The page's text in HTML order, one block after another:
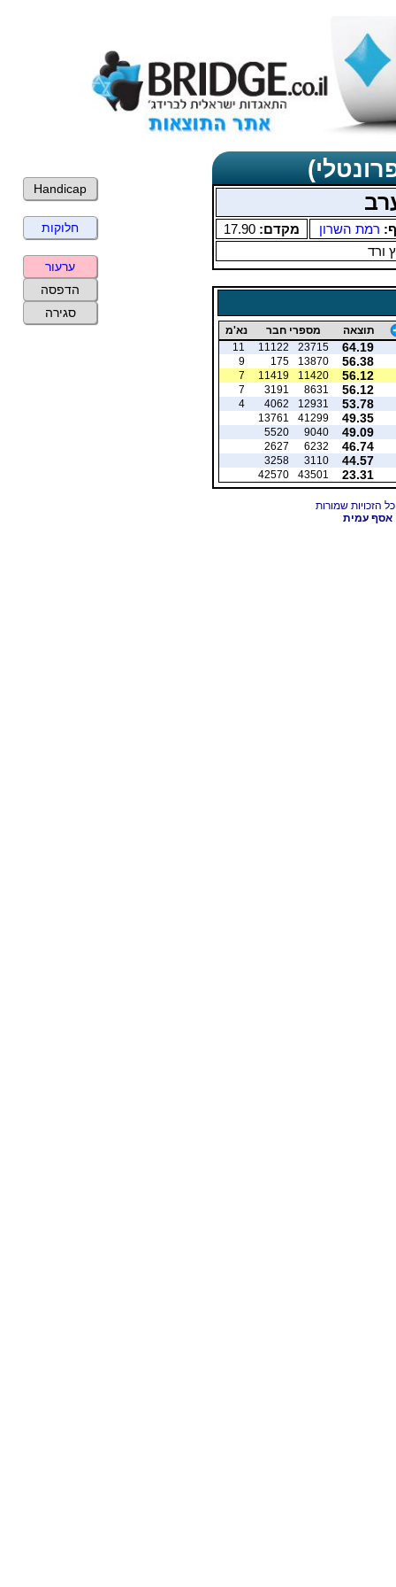
רמת השרון מקדם: 17.90
ורד
תוצאה מספרי חבר נא'מ
64.19
23715
11122
11
56.38
13870
175
9
56.12
11420
11419
7
56.12
8631
3191
7
53.78
12931
4062
4
49.35
41299
13761
49.09
9040
5520
46.74
6232
2627
44.57
3110
3258
23.31
43501
42570
אסף עמית
Handicap
חלוקות
ערעור
הדפסה
סגירה